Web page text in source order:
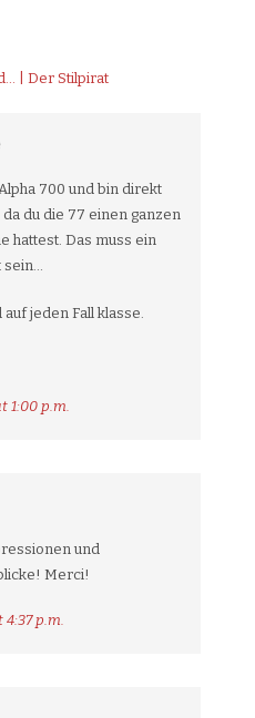
| Der Stilpirat
700 und bin direkt
du die 77 einen ganzen
hattest. Das muss ein
sein…
jeden Fall klasse.
1:00 p.m.
und
Merci!
4:37 p.m.